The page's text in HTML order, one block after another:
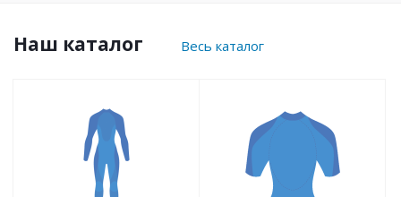
Наш каталог Весь каталог